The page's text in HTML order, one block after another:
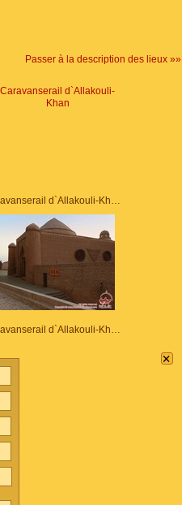
Passer à la description des lieux »»
Caravanserail d`Allakouli-Khan
Caravanserail d`Allakouli-Khan
×